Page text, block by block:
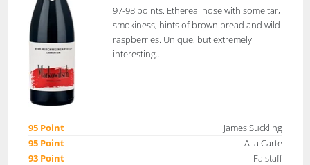
97-98 points. Ethereal nose with some tar,
smokiness, hints of brown bread and wild
raspberries. Unique, but extremely
interesting...
95 Point
James Suckling
95 Point
A la Carte
93 Point
Falstaff